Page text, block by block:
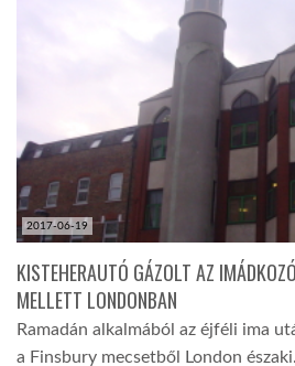
AFRIKA TUDÁSTÁR
A NAP SZÉPE
LINKTR.EE
2017-06-19
KISTEHERAUTÓ GÁZOLT AZ
MELLETT LONDONBAN
Ramadán alkalmából az éjféli ima
a Finsbury mecsetből London